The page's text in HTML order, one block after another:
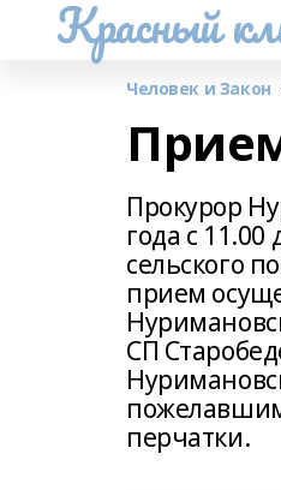
Красный
Человек и Закон
Прокурор
года с
сельского
прием
СП
перчатки.